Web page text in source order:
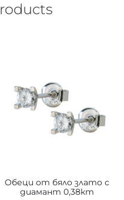
Обеци от бяло злато с
диамант 0,38кт